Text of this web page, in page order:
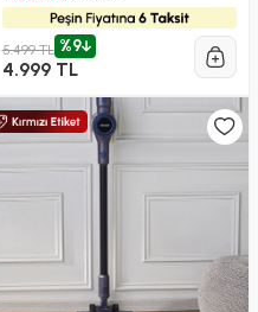
5.499 TL %9
4.999 TL